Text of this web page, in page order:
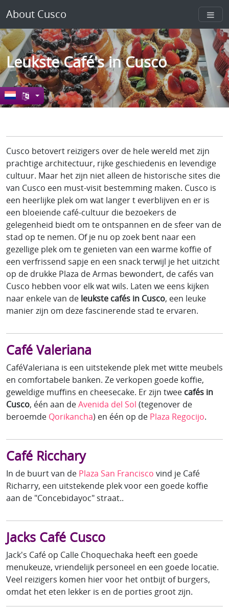
About Cusco
Leukste Café's in Cusco
Cusco betovert reizigers over de hele wereld met zijn
prachtige architectuur, rijke geschiedenis en levendige
cultuur. Maar het zijn niet alleen de historische sites die
van Cusco een must-visit bestemming maken. Cusco is
een heerlijke plek om wat langer t everblijven en er is
een bloeiende café-cultuur die bezoekers de
gelegenheid biedt om te ontspannen en de sfeer van de
stad op te nemen. Of je nu op zoek bent naar een
gezellige plek om te genieten van een warme koffie of
een verfrissend sapje en een snack terwijl je het uitzicht
op de drukke Plaza de Armas bewondert, de cafés van
Cusco hebben voor elk wat wils. Laten we eens kijken
naar enkele van de leukste cafés in Cusco, een leuke
manier zijn om deze fascinerende stad te ervaren.
Café Valeriana
CaféValeriana is een uitstekende plek met witte meubels
en comfortabele banken. Ze verkopen goede koffie,
geweldige muffins en cheesecake. Er zijn twee cafés in
Cusco, één aan deAvenida del Sol (tegenover de
beroemde Qorikancha) en één op de Plaza Regocijo.
Café Ricchary
In de buurt van de Plaza San Francisco vind je Café
Richarry, een uitstekende plek voor een goede koffie
aan de "Concebidayoc" straat..
Jacks Café Cusco
Jack's Café op Calle Choquechaka heeft een goede
menukeuze, vriendelijk personeel en een goede locatie.
Veel reizigers komen hier voor het ontbijt of burgers,
omdat het eten lekker is en de porties groot zijn.